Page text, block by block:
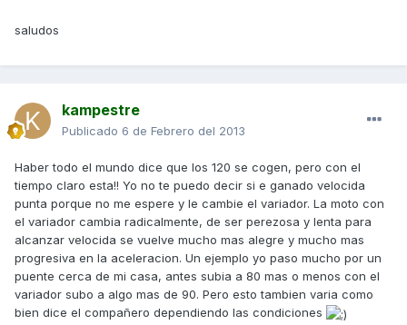
saludos
kampestre
Publicado 6 de Febrero del 2013
Haber todo el mundo dice que los 120 se cogen, pero con el
tiempo claro esta!! Yo no te puedo decir si e ganado velocida
punta porque no me espere y le cambie el variador. La moto con
el variador cambia radicalmente, de ser perezosa y lenta para
alcanzar velocida se vuelve mucho mas alegre y mucho mas
progresiva en la aceleracion. Un ejemplo yo paso mucho por un
puente cerca de mi casa, antes subia a 80 mas o menos con el
variador subo a algo mas de 90. Pero esto tambien varia como
bien dice el compañero dependiendo las condiciones